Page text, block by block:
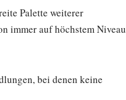
Palette weiterer
immer auf höchstem Niveau
bei denen keine